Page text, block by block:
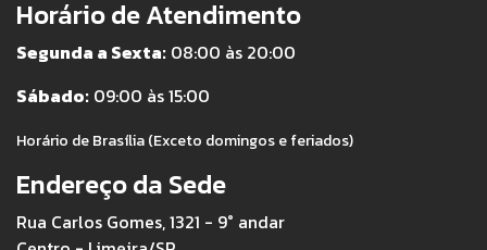
Horário de Atendimento
Segunda a Sexta: 08:00 às 20:00
Sábado: 09:00 às 15:00
Horário de Brasília (Exceto domingos e feriados)
Endereço da Sede
Rua Carlos Gomes, 1321 - 9° andar